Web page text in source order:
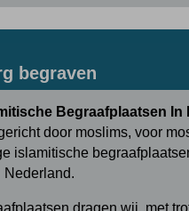
begraven
Begraafplaatsen In
door moslims, voor
islamitische
Nederland.
dragen wij, met